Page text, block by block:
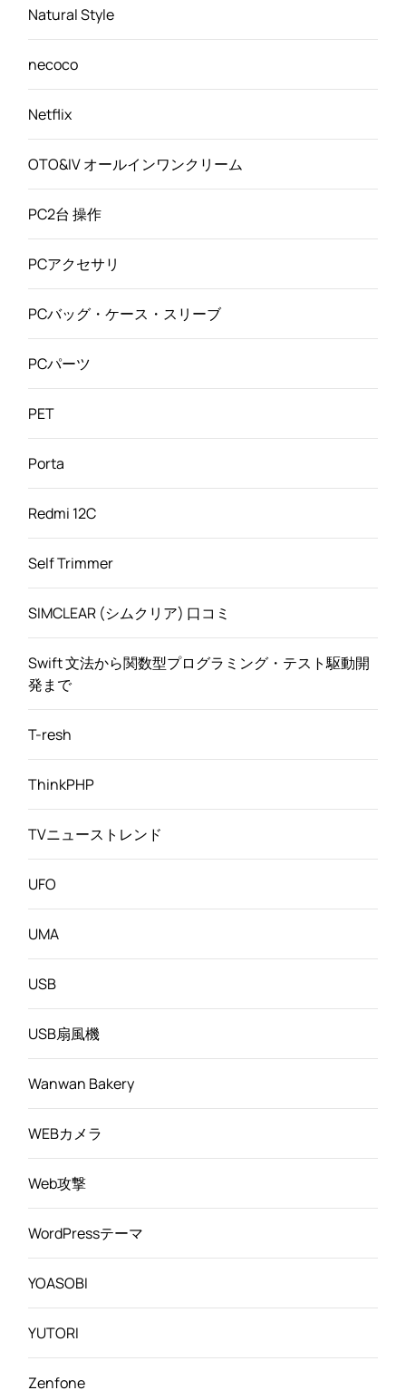
Natural Style
necoco
Netflix
OTO&IV オールインワンクリーム
PC2台 操作
PCアクセサリ
PCバッグ・ケース・スリーブ
PCパーツ
PET
Porta
Redmi 12C
Self Trimmer
SIMCLEAR (シムクリア) 口コミ
Swift 文法から関数型プログラミング・テスト駆動開
発まで
T-resh
ThinkPHP
TVニューストレンド
UFO
UMA
USB
USB扇風機
Wanwan Bakery
WEBカメラ
Web攻撃
WordPressテーマ
YOASOBI
YUTORI
Zenfone